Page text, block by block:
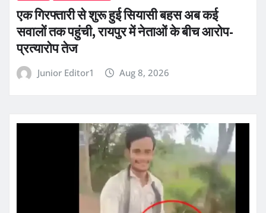
एक गिरफ्तारी से शुरू हुई सियासी बहस अब कई
सवालों तक पहुंची, रायपुर में नेताओं के बीच आरोप-
प्रत्यारोप तेज
Junior Editor1 Aug 8, 2026